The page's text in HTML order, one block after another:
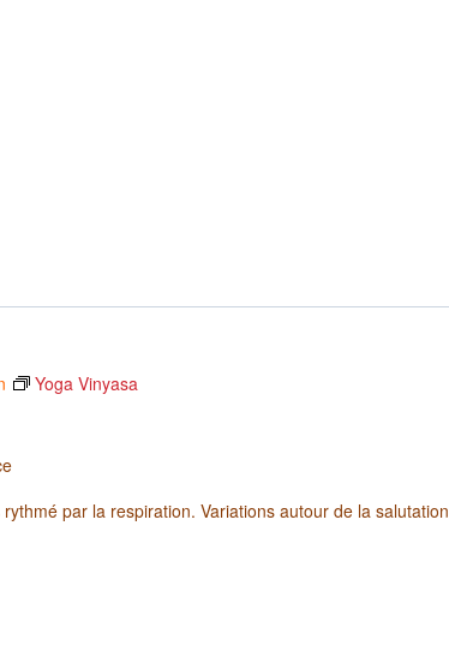
Yoga Vinyasa
par la respiration. Variations autour de la salutation